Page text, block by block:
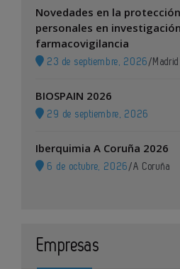
Novedades en la
personales en
farmacovigilancia
23 de septiembre, 2026 / Madrid
BIOSPAIN 2026
29 de septiembre, 2026
Iberquimia A Coruña 2026
6 de octubre, 2026 /A Coruña
Empresas